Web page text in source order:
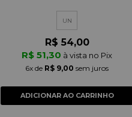
UN
R$ 54,00
R$ 51,30 à vista no Pix
6x de R$ 9,00 sem juros
ADICIONAR AO CARRINHO